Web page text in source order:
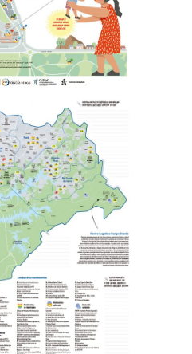
2024
Kits
Mapas